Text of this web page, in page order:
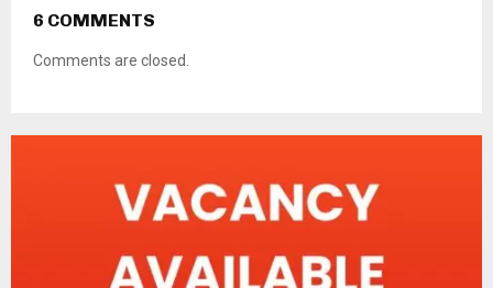
6 COMMENTS
Comments are closed.